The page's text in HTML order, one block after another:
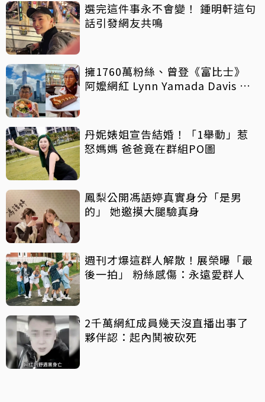
選完這件事永不會變！ 鍾明軒這句
話引發網友共鳴
擁1760萬粉絲、曾登《富比士》
阿嬤網紅 Lynn Yamada Davis 驚
丹妮婊姐宣告結婚！「1舉動」惹
怒媽媽 爸爸竟在群組PO圖
鳳梨公開馮語婷真實身分「是男
的」 她邀摸大腿驗真身
週刊才爆這群人解散！展榮曝「最
後一拍」 粉絲感傷：永遠愛群人
2千萬網紅成員幾天沒直播出事了
夥伴認：起內鬨被砍死